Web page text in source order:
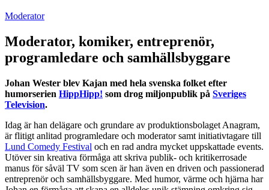
Moderator
Moderator, komiker, entreprenör,
programledare och samhällsbyggare
Johan Wester blev Kajan med hela svenska folket efter
humorserien HippHipp! som drog miljonpublik på Sveriges
Television.
Idag är han delägare och grundare av produktionsbolaget Anagram,
är flitigt anlitad programledare och moderator samt initiativtagare till
Lund Comedy Festival och en rad andra mycket uppskattade events.
Utöver sin kreativa förmåga att skriva publik- och kritikerrosade
manus för såväl TV som scen är han även en driven och passionerad
entreprenör och samhällsbyggare. Med humor, värme och hjärna har